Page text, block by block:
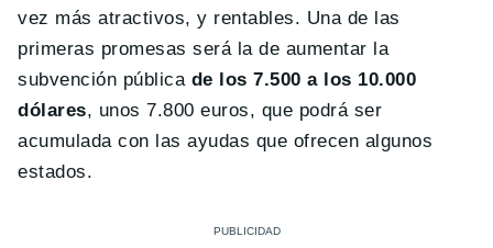
vez más atractivos, y rentables. Una de las
primeras promesas será la de aumentar la
subvención pública de los 7.500 a los 10.000
dólares, unos 7.800 euros, que podrá ser
acumulada con las ayudas que ofrecen algunos
estados.